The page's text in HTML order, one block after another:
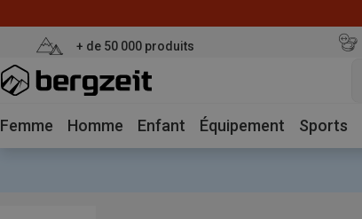
+ de 50 000 produits
Femme Homme Enfant Équipement Sports